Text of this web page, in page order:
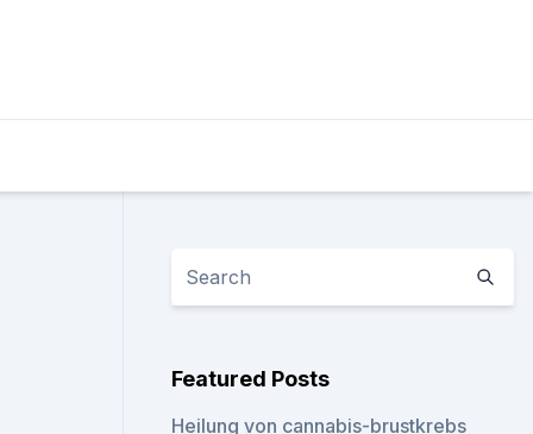
Featured Posts
Heilung von cannabis-brustkrebs